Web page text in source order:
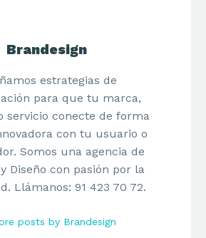
Brandesign
estrategias de
para que tu marca,
servicio conecte de forma
con tu usuario o
Somos una agencia de
Diseño con pasión por la
Llámanos: 91 423 70 72.
posts by Brandesign